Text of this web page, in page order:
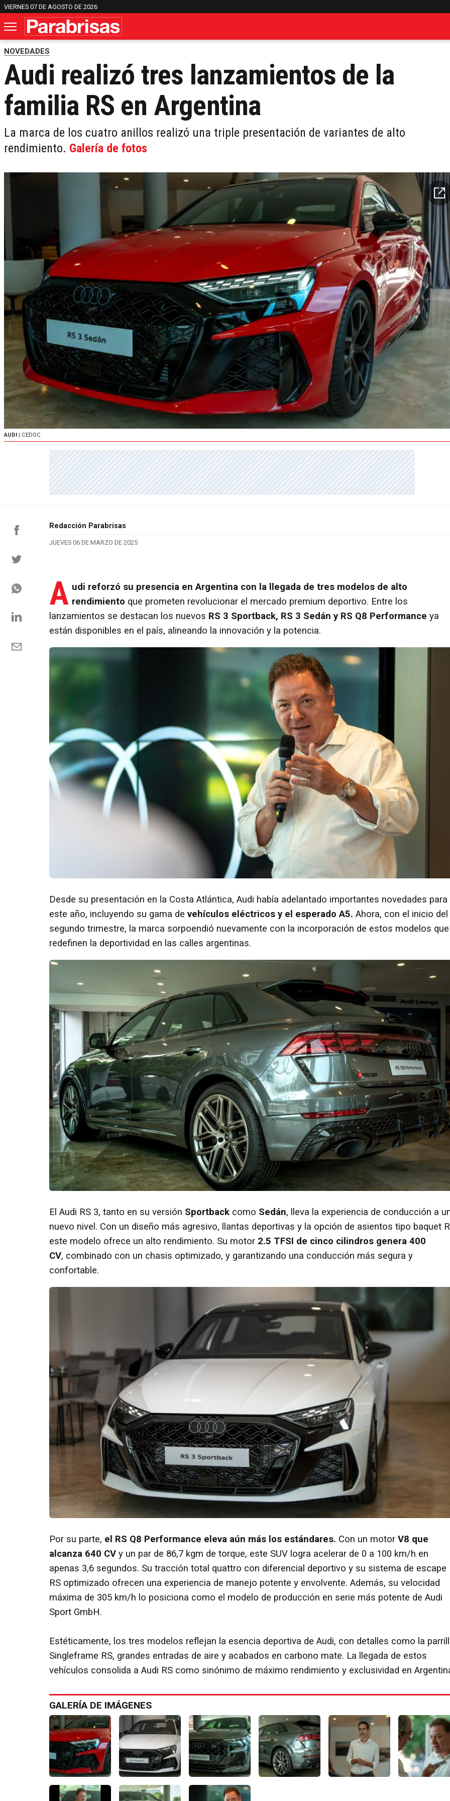
VIERNES 07 DE AGOSTO DE 2026
NOVEDADES
Audi realizó tres lanzamientos de la
familia RS en Argentina
La marca de los cuatro anillos realizó una triple presentación de variantes de alto
rendimiento. Galería de fotos
AUDI | CEDOC
Redacción Parabrisas
JUEVES 06 DE MARZO DE 2025
A udi reforzó su presencia en Argentina con la llegada de tres modelos de alto
rendimiento que prometen revolucionar el mercado premium deportivo. Entre los
lanzamientos se destacan los nuevos RS 3 Sportback, RS 3 Sedán y RS Q8 Performance ya
están disponibles en el país, alineando la innovación y la potencia.
Desde su presentación en la Costa Atlántica, Audi había adelantado importantes novedades para
este año, incluyendo su gama de vehículos eléctricos y el esperado A5. Ahora, con el inicio del
segundo trimestre, la marca sorpoendió nuevamente con la incorporación de estos modelos que
redefinen la deportividad en las calles argentinas.
El Audi RS 3, tanto en su versión Sportback como Sedán, lleva la experiencia de conducción a
nuevo nivel. Con un diseño más agresivo, llantas deportivas y la opción de asientos tipo baquet
este modelo ofrece un alto rendimiento. Su motor 2.5 TFSI de cinco cilindros genera 400
CV, combinado con un chasis optimizado, y garantizando una conducción más segura y
confortable.
Por su parte, el RS Q8 Performance eleva aún más los estándares. Con un motor V8 que
alcanza 640 CV y un par de 86,7 kgm de torque, este SUV logra acelerar de 0 a 100 km/h en
apenas 3,6 segundos. Su tracción total quattro con diferencial deportivo y su sistema de escape
RS optimizado ofrecen una experiencia de manejo potente y envolvente. Además, su velocidad
máxima de 305 km/h lo posiciona como el modelo de producción en serie más potente de Audi
Sport GmbH.
Estéticamente, los tres modelos reflejan la esencia deportiva de Audi, con detalles como la
Singleframe RS, grandes entradas de aire y acabados en carbono mate. La llegada de estos
vehículos consolida a Audi RS como sinónimo de máximo rendimiento y exclusividad en
GALERÍA DE IMÁGENES